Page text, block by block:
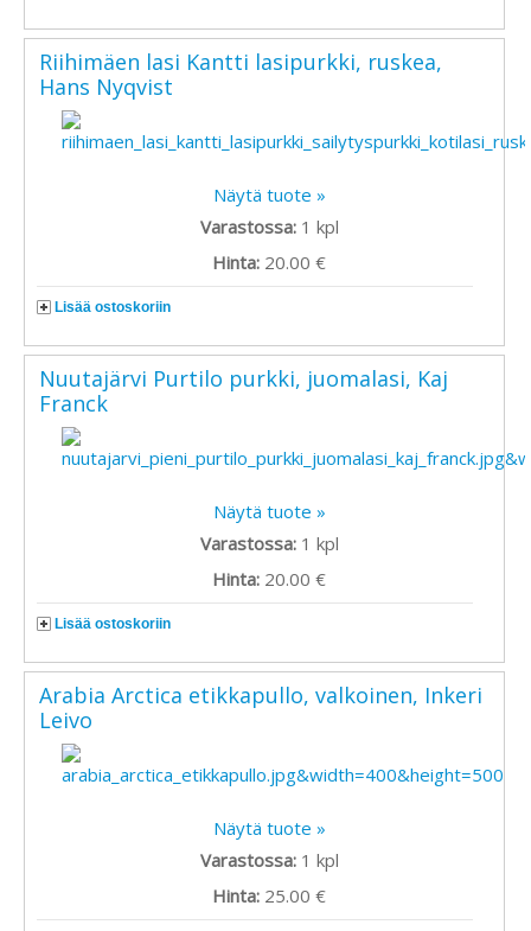
Riihimäen lasi Kantti lasipurkki, ruskea,
Hans Nyqvist
Näytä tuote »
Varastossa: 1 kpl
Hinta: 20.00 €
Lisää ostoskoriin
Nuutajärvi Purtilo purkki, juomalasi, Kaj
Franck
Näytä tuote »
Varastossa: 1 kpl
Hinta: 20.00 €
Lisää ostoskoriin
Arabia Arctica etikkapullo, valkoinen, Inkeri
Leivo
Näytä tuote »
Varastossa: 1 kpl
Hinta: 25.00 €